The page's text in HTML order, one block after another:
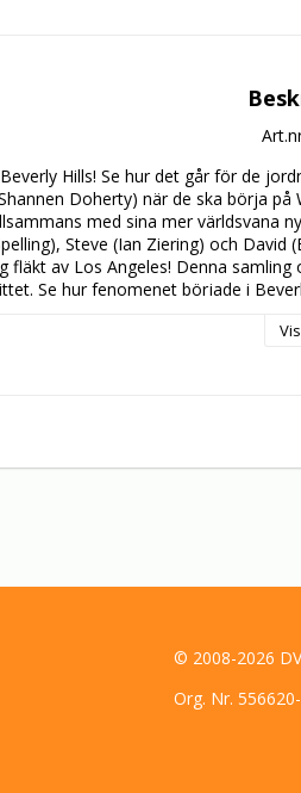
Hills! Se hur det går för de
Doherty) när de ska börja
med sina mer världsvana
Steve (Ian Ziering) och
fläkt av Los Angeles! Denna
Se hur fenomenet började i
© 2008-2026
Org. Nr.